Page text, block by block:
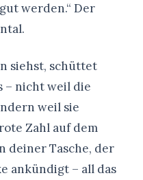
werden.“ Der
siehst, schüttet
– nicht weil die
weil sie
Zahl auf dem
deiner Tasche, der
ankündigt – all das